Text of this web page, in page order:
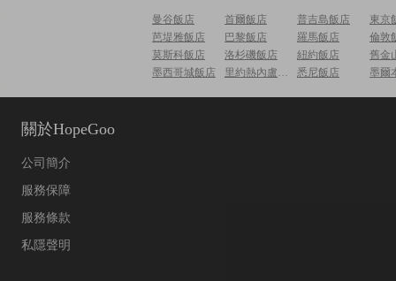
曼谷飯店 首爾飯店 普吉島飯店
東京
芭堤雅飯店
巴黎飯店 羅馬飯店
倫敦
莫斯科飯店
洛杉磯飯店 紐約飯店
舊金
墨西哥城飯店
里約熱內盧飯店 悉尼飯店 墨爾
關於HopeGoo
公司簡介
服務保障
服務條款
私隱聲明